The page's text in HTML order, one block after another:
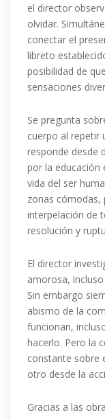
el director
olvidar.
conectar el
libreto
posibilidad de
sensaciones
Se pregunta
cuerpo al repetir
responde desde
por la educación
vida del ser
zonas
interpelación de
resolución y
El director
amorosa,
Sin embargo
abismo de la
funcionan,
hacerlo. Pero la
constante sobre
otro desde la
Gracias a las